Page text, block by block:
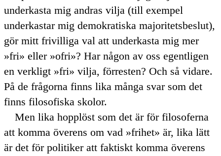
underkasta mig andras vilja (till exempel
underkastar mig demokratiska majoritetsbeslut),
gör mitt frivilliga val att underkasta mig mer
fri
eller ofri ? Har någon av oss egentligen
en verkligt
fri
vilja, förresten? Och så vidare.
På de frågorna finns lika många svar som det
finns filosofiska skolor.
Men lika hopplöst som det är för filosoferna
att komma överens om vad
frihet
är, lika lätt
är det för politiker att faktiskt komma överens